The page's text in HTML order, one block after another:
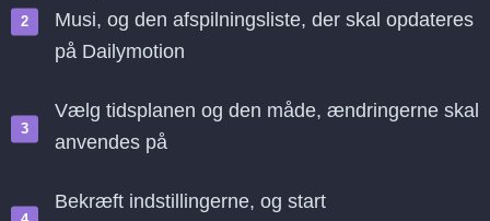
Musi, og den afspilningsliste, der skal opdateres
på Dailymotion
Vælg tidsplanen og den måde, ændringerne skal
anvendes på
Bekræft indstillingerne, og start